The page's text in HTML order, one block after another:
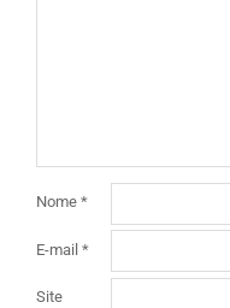
Nome *
E-mail *
Site